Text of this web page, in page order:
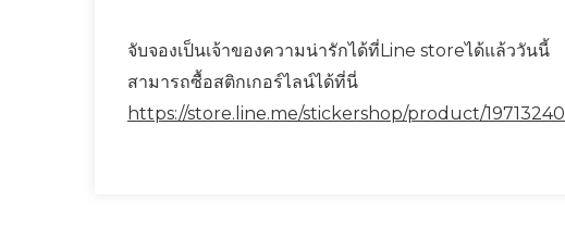
จับจองเป็นเจ้าของความน่ารักได้ที่Line storeได้แล้ววันนี้
สามารถซื้อสติกเกอร์ไลน์ได้ที่นี่
https://store.line.me/stickershop/product/19713240